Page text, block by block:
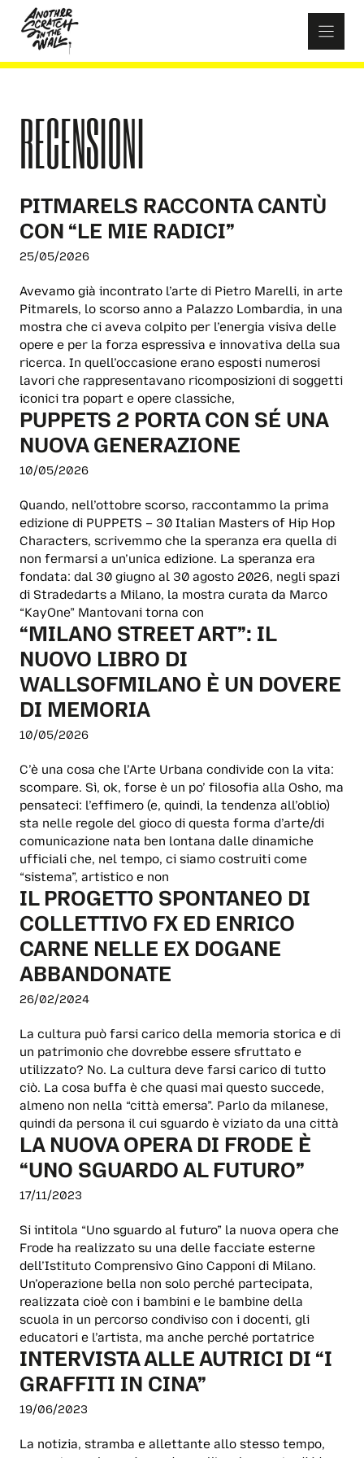
content
RECENSIONI
PITMARELS RACCONTA CANTÙ
CON “LE MIE RADICI”
25/05/2026
Avevamo già incontrato l’arte di Pietro Marelli, in arte
Pitmarels, lo scorso anno a Palazzo Lombardia, in una
mostra che ci aveva colpito per l’energia visiva delle
opere e per la forza espressiva e innovativa della sua
ricerca. In quell’occasione erano esposti numerosi
lavori che rappresentavano ricomposizioni di soggetti
iconici tra popart e opere classiche,
PUPPETS 2 PORTA CON SÉ UNA
NUOVA GENERAZIONE
10/05/2026
Quando, nell’ottobre scorso, raccontammo la prima
edizione di PUPPETS – 30 Italian Masters of Hip Hop
Characters, scrivemmo che la speranza era quella di
non fermarsi a un’unica edizione. La speranza era
fondata: dal 30 giugno al 30 agosto 2026, negli spazi
di Stradedarts a Milano, la mostra curata da Marco
“KayOne” Mantovani torna con
“MILANO STREET ART”: IL
NUOVO LIBRO DI
WALLSOFMILANO È UN DOVERE
DI MEMORIA
10/05/2026
C’è una cosa che l’Arte Urbana condivide con la vita:
scompare. Sì, ok, forse è un po’ filosofia alla Osho, ma
pensateci: l’effimero (e, quindi, la tendenza all’oblio)
sta nelle regole del gioco di questa forma d’arte/di
comunicazione nata ben lontana dalle dinamiche
ufficiali che, nel tempo, ci siamo costruiti come
“sistema”, artistico e non
IL PROGETTO SPONTANEO DI
COLLETTIVO FX ED ENRICO
CARNE NELLE EX DOGANE
ABBANDONATE
26/02/2024
La cultura può farsi carico della memoria storica e di
un patrimonio che dovrebbe essere sfruttato e
utilizzato? No. La cultura deve farsi carico di tutto
ciò. La cosa buffa è che quasi mai questo succede,
almeno non nella “città emersa”. Parlo da milanese,
quindi da persona il cui sguardo è viziato da una città
LA NUOVA OPERA DI FRODE È
“UNO SGUARDO AL FUTURO”
17/11/2023
Si intitola “Uno sguardo al futuro” la nuova opera che
Frode ha realizzato su una delle facciate esterne
dell’Istituto Comprensivo Gino Capponi di Milano.
Un’operazione bella non solo perché partecipata,
realizzata cioè con i bambini e le bambine della
scuola in un percorso condiviso con i docenti, gli
educatori e l’artista, ma anche perché portatrice
INTERVISTA ALLE AUTRICI DI “I
GRAFFITI IN CINA”
19/06/2023
La notizia, stramba e allettante allo stesso tempo,